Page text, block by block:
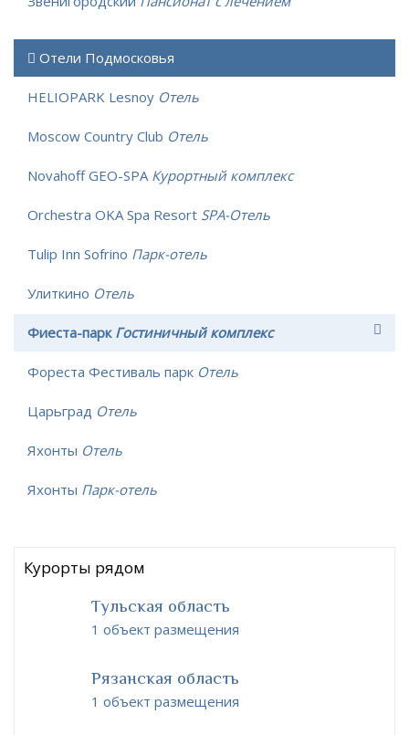
Отели Подмосковья
HELIOPARK Lesnoy Отель
Moscow Country Club Отель
Novahoff GEO-SPA Курортный комплекс
Orchestra OKA Spa Resort SPA-Отель
Tulip Inn Sofrino Парк-отель
Улиткино Отель
Фиеста-парк Гостиничный комплекс
Фореста Фестиваль парк Отель
Царьград Отель
Яхонты Отель
Яхонты Парк-отель
Курорты рядом
Тульская область
1 объект размещения
Рязанская область
1 объект размещения